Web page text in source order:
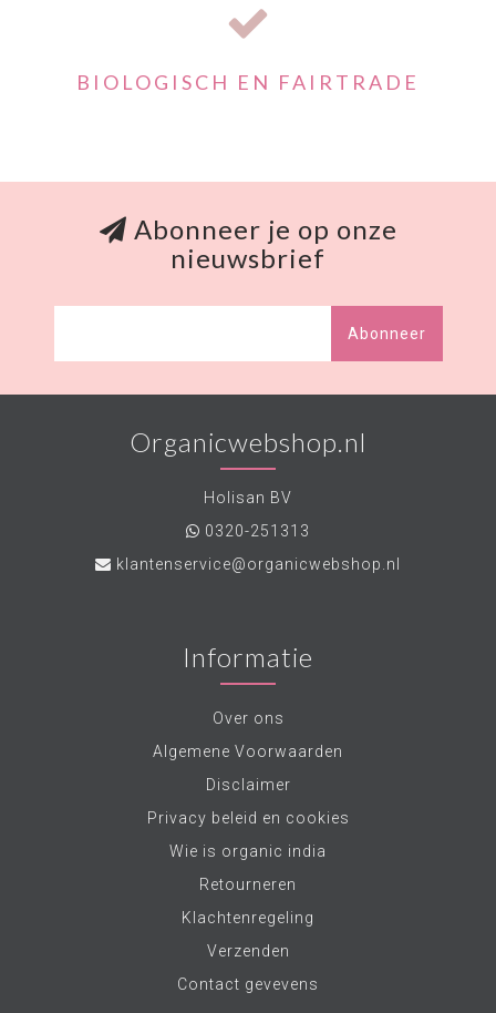
BIOLOGISCH EN FAIRTRADE
Abonneer je op onze
nieuwsbrief
Abonneer
Organicwebshop.nl
Holisan BV
0320-251313
klantenservice@organicwebshop.nl
Informatie
Over ons
Algemene Voorwaarden
Disclaimer
Privacy beleid en cookies
Wie is organic india
Retourneren
Klachtenregeling
Verzenden
Contact gevevens